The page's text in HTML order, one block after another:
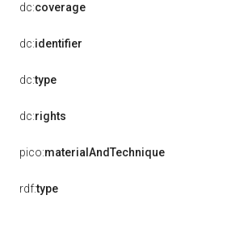
dc:coverage
dc:identifier
dc:type
dc:rights
pico:materialAndTechnique
rdf:type